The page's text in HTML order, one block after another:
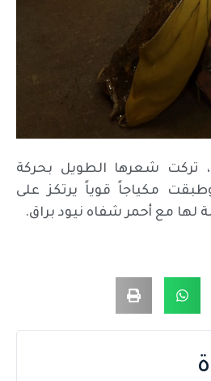
تركت شعرها الطويل بحركة
مكياجاً قوياً يرتكز على
لها مع أحمر شفاه نيود براق.